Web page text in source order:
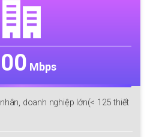
Mbps
doanh nghiệp lớn(< 125 thiết